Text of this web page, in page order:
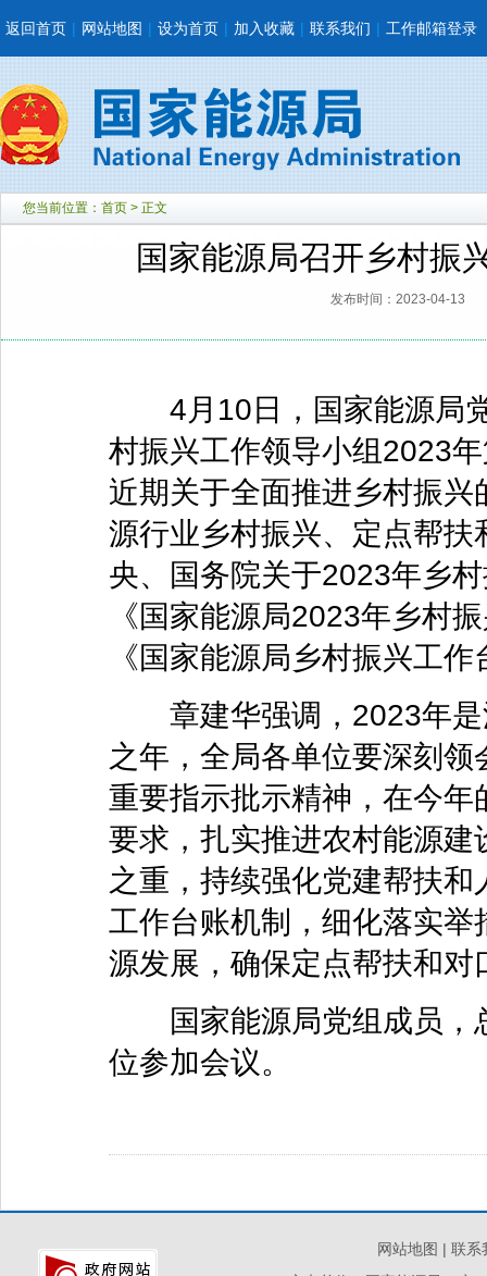
返回首页 | 网站地图 | 设为首页 | 加入收藏 | 联系我们 | 工作邮箱登录
您当前位置： 首页 > 正文
国家能源局召开乡村振
发布时间：2023-04-13
4月10日，国家能源局党
村振兴工作领导小组2023
近期关于全面推进乡村振
源行业乡村振兴、定点帮
央、国务院关于2023年乡
《国家能源局2023年乡村
《国家能源局乡村振兴工
章建华强调，2023年是
之年，全局各单位要深刻
重要指示批示精神，在今
要求，扎实推进农村能源
之重，持续强化党建帮扶
工作台账机制，细化落实
源发展，确保定点帮扶和
国家能源局党组成员，
位参加会议。